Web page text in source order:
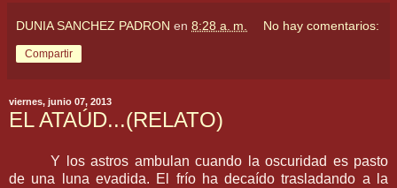
DUNIA SANCHEZ PADRON en 8:28 a. m. No hay comentarios:
Compartir
viernes, junio 07, 2013
EL ATAÚD...(RELATO)
Y los astros ambulan cuando la oscuridad es pasto
de una luna evadida. El frío ha decaído trasladando a la